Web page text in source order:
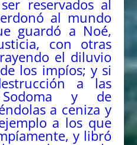
reservados al
al mundo
guardó a Noé,
con otras
el diluvio
los impíos; y si
a las
y de
a ceniza y
a los que
y libró